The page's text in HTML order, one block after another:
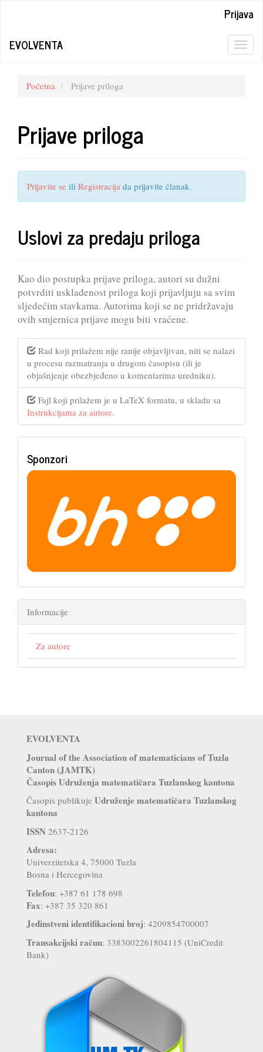
page
Main
Prijava
EVOLVENTA
Početna Prijave priloga
Prijave priloga
Prijavite se ili Registracija da prijavite članak.
Uslovi za predaju priloga
Kao dio postupka prijave priloga, autori su dužni
potvrditi usklađenost priloga koji prijavljuju sa svim
sljedećim stavkama. Autorima koji se ne pridržavaju
ovih smjernica prijave mogu biti vraćene.
Rad koji prilažem nije ranije objavljivan, niti se nalazi
u procesu razmatranja u drugom časopisu (ili je
objašnjenje obezbjeđeno u komentarima uredniku).
Fajl koji prilažem je u LaTeX formatu, u skladu sa
Instrukcijama za autore.
Sponzori
Informacije
Za autore
EVOLVENTA
Journal of the Association of matematicians of Tuzla
Canton (JAMTK)
Časopis Udruženja matematičara Tuzlanskog kantona
Časopis publikuje Udruženje matematičara Tuzlanskog
kantona
ISSN 2637-2126
Adresa:
Univerzitetska 4, 75000 Tuzla
Bosna i Hercegovina
Telefon: +387 61 178 698
Fax: +387 35 320 861
Jedinstveni identifikacioni broj: 4209854700007
Transakcijski račun: 3383002261804115 (UniCredit
Bank)